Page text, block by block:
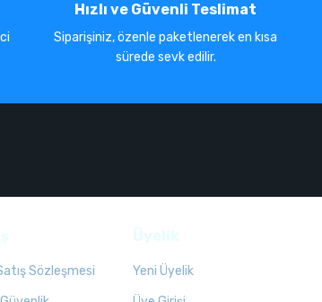
Hızlı ve Güvenli Teslimat
Siparişiniz, özenle paketlenerek en kısa
sürede sevk edilir.
Sözleşmesi
Yeni Üyelik